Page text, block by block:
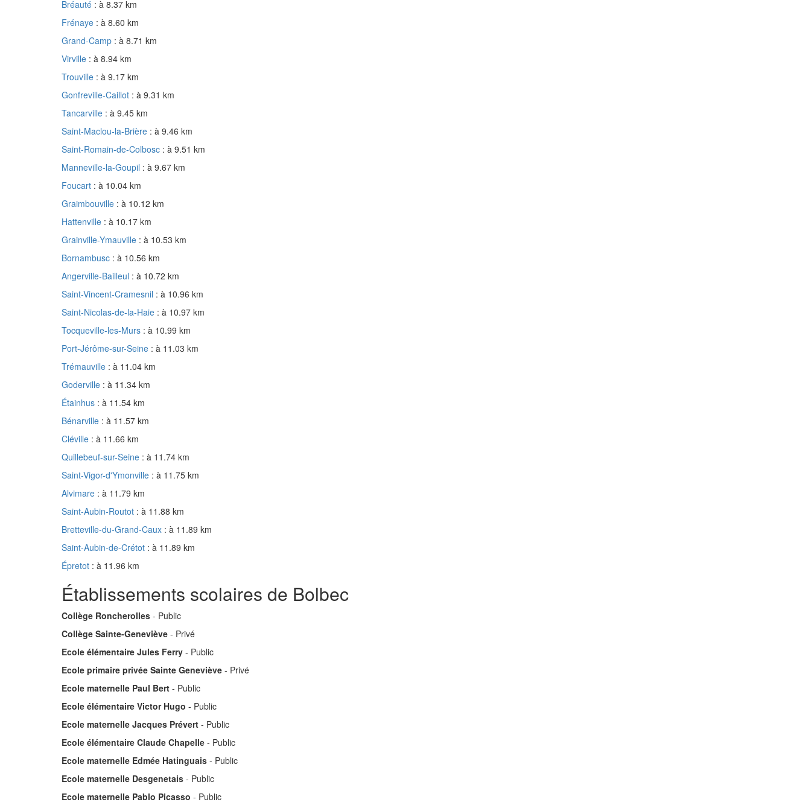
Bréauté : à 8.37 km
Frénaye : à 8.60 km
Grand-Camp : à 8.71 km
Virville : à 8.94 km
Trouville : à 9.17 km
Gonfreville-Caillot : à 9.31 km
Tancarville : à 9.45 km
Saint-Maclou-la-Brière : à 9.46 km
Saint-Romain-de-Colbosc : à 9.51 km
Manneville-la-Goupil : à 9.67 km
Foucart : à 10.04 km
Graimbouville : à 10.12 km
Hattenville : à 10.17 km
Grainville-Ymauville : à 10.53 km
Bornambusc : à 10.56 km
Angerville-Bailleul : à 10.72 km
Saint-Vincent-Cramesnil : à 10.96 km
Saint-Nicolas-de-la-Haie : à 10.97 km
Tocqueville-les-Murs : à 10.99 km
Port-Jérôme-sur-Seine : à 11.03 km
Trémauville : à 11.04 km
Goderville : à 11.34 km
Étainhus : à 11.54 km
Bénarville : à 11.57 km
Cléville : à 11.66 km
Quillebeuf-sur-Seine : à 11.74 km
Saint-Vigor-d'Ymonville : à 11.75 km
Alvimare : à 11.79 km
Saint-Aubin-Routot : à 11.88 km
Bretteville-du-Grand-Caux : à 11.89 km
Saint-Aubin-de-Crétot : à 11.89 km
Épretot : à 11.96 km
Établissements scolaires de Bolbec
Collège Roncherolles - Public
Collège Sainte-Geneviève - Privé
Ecole élémentaire Jules Ferry - Public
Ecole primaire privée Sainte Geneviève - Privé
Ecole maternelle Paul Bert - Public
Ecole élémentaire Victor Hugo - Public
Ecole maternelle Jacques Prévert - Public
Ecole élémentaire Claude Chapelle - Public
Ecole maternelle Edmée Hatinguais - Public
Ecole maternelle Desgenetais - Public
Ecole maternelle Pablo Picasso - Public